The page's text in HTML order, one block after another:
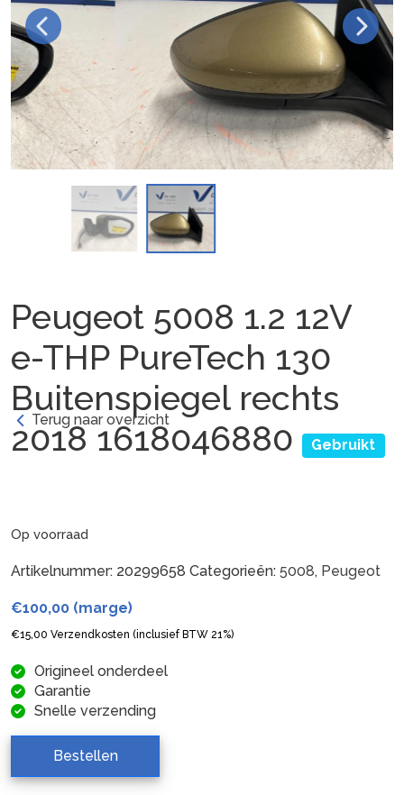
Peugeot 5008 1.2 12V
e-THP PureTech 130
Buitenspiegel rechts
2018 1618046880
Gebruikt
Terug naar overzicht
Op voorraad
Artikelnummer: 20299658 Categorieën: 5008, Peugeot
€100,00 (marge)
€15,00 Verzendkosten (inclusief BTW 21%)
Origineel onderdeel
Garantie
Snelle verzending
Bestellen